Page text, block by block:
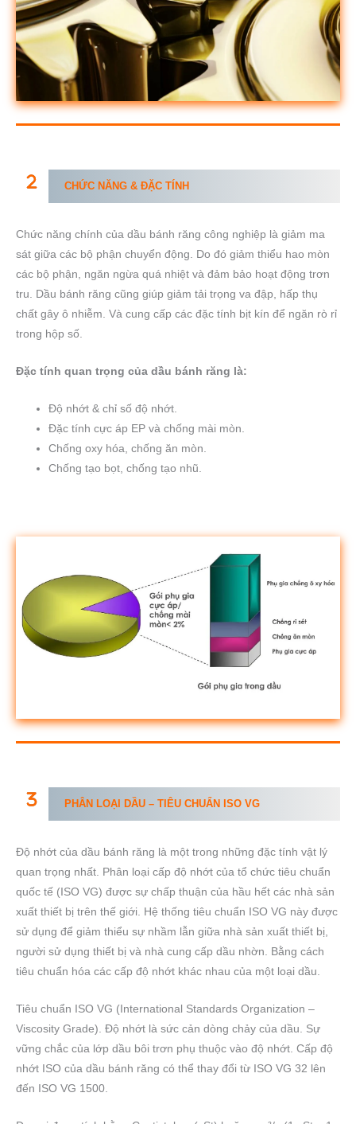
CHỨC NĂNG & ĐẶC TÍNH
Chức năng chính của dầu bánh răng công nghiệp là giảm ma
sát giữa các bộ phận chuyển động. Do đó giảm thiểu hao mòn
các bộ phận, ngăn ngừa quá nhiệt và đảm bảo hoạt động trơn
tru. Dầu bánh răng cũng giúp giảm tải trọng va đập, hấp thụ
chất gây ô nhiễm. Và cung cấp các đặc tính bịt kín để ngăn rò rỉ
trong hộp số.
Đặc tính quan trọng của dầu bánh răng là:
Độ nhớt & chỉ số độ nhớt.
Đặc tính cực áp EP và chống mài mòn.
Chống oxy hóa, chống ăn mòn.
Chống tạo bọt, chống tạo nhũ.
PHÂN LOẠI DẦU – TIÊU CHUẨN ISO VG
Độ nhớt của dầu bánh răng là một trong những đặc tính vật lý
quan trọng nhất. Phân loại cấp độ nhớt của tổ chức tiêu chuẩn
quốc tế (ISO VG) được sự chấp thuận của hầu hết các nhà sản
xuất thiết bị trên thế giới. Hệ thống tiêu chuẩn ISO VG này được
sử dụng để giảm thiểu sự nhầm lẫn giữa nhà sản xuất thiết bị,
người sử dụng thiết bị và nhà cung cấp dầu nhờn. Bằng cách
tiêu chuẩn hóa các cấp độ nhớt khác nhau của một loại dầu.
Tiêu chuẩn ISO VG (International Standards Organization –
Viscosity Grade). Độ nhớt là sức cản dòng chảy của dầu. Sự
vững chắc của lớp dầu bôi trơn phụ thuộc vào độ nhớt. Cấp độ
nhớt ISO của dầu bánh răng có thể thay đổi từ ISO VG 32 lên
đến ISO VG 1500.